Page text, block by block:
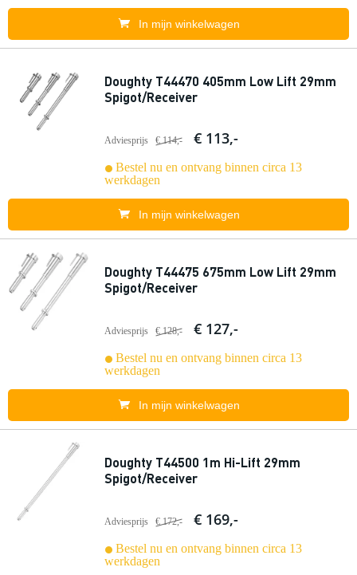
In mijn winkelwagen
Doughty T44470 405mm Low Lift 29mm
Spigot/Receiver
Adviesprijs € 114,- € 113,-
Bestel nu en ontvang binnen circa 13
werkdagen
In mijn winkelwagen
Doughty T44475 675mm Low Lift 29mm
Spigot/Receiver
Adviesprijs € 128,- € 127,-
Bestel nu en ontvang binnen circa 13
werkdagen
In mijn winkelwagen
Doughty T44500 1m Hi-Lift 29mm
Spigot/Receiver
Adviesprijs € 172,- € 169,-
Bestel nu en ontvang binnen circa 13
werkdagen